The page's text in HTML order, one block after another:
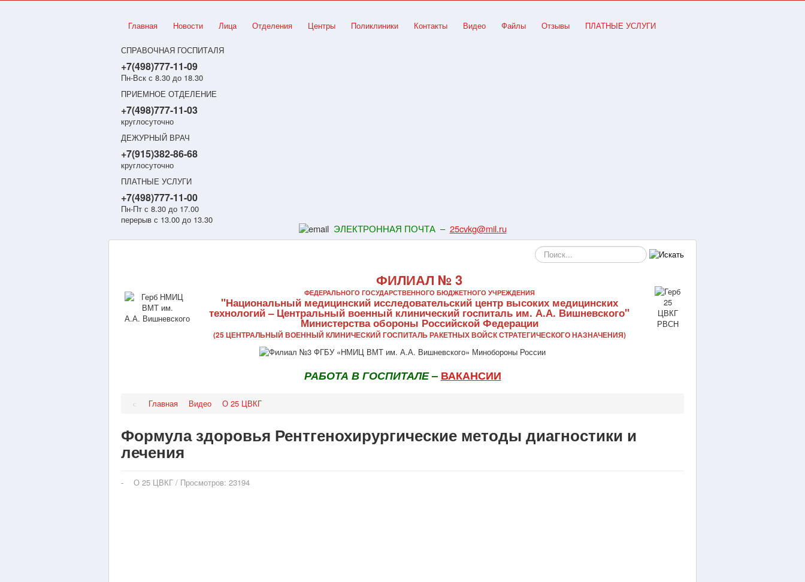
Главная Новости Лица Отделения Центры Поликлиники Контакты Видео Файлы Отзывы ПЛАТНЫЕ УСЛУГИ
СПРАВОЧНАЯ ГОСПИТАЛЯ
+7(498)777-11-09
Пн-Вск с 8.30 до 18.30
ПРИЕМНОЕ ОТДЕЛЕНИЕ
+7(498)777-11-03
круглосуточно
ДЕЖУРНЫЙ ВРАЧ
+7(915)382-86-68
круглосуточно
ПЛАТНЫЕ УСЛУГИ
+7(498)777-11-00
Пн-Пт с 8.30 до 17.00
перерыв с 13.00 до 13.30
ЭЛЕКТРОННАЯ ПОЧТА – 25cvkg@mil.ru
Искать...
ФИЛИАЛ № 3
ФЕДЕРАЛЬНОГО ГОСУДАРСТВЕННОГО БЮДЖЕТНОГО УЧРЕЖДЕНИЯ
"Национальный медицинский исследовательский центр высоких медицинских
технологий – Центральный военный клинический госпиталь им. А.А. Вишневского"
Министерства обороны Российской Федерации
(25 ЦЕНТРАЛЬНЫЙ ВОЕННЫЙ КЛИНИЧЕСКИЙ ГОСПИТАЛЬ РАКЕТНЫХ ВОЙСК СТРАТЕГИЧЕСКОГО НАЗНАЧЕНИЯ)
РАБОТА В ГОСПИТАЛЕ– ВАКАНСИИ
Главная Видео О 25 ЦВКГ
Формула здоровья Рентгенохирургические методы диагностики и
лечения
О 25 ЦВКГ / Просмотров: 23194